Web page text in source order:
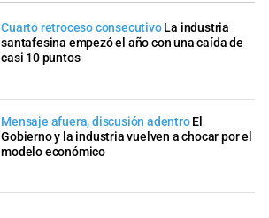
Cuarto retroceso consecutivo La industria
santafesina empezó el año con una caída de
casi 10 puntos
Mensaje afuera, discusión adentro El
Gobierno y la industria vuelven a chocar por el
modelo económico